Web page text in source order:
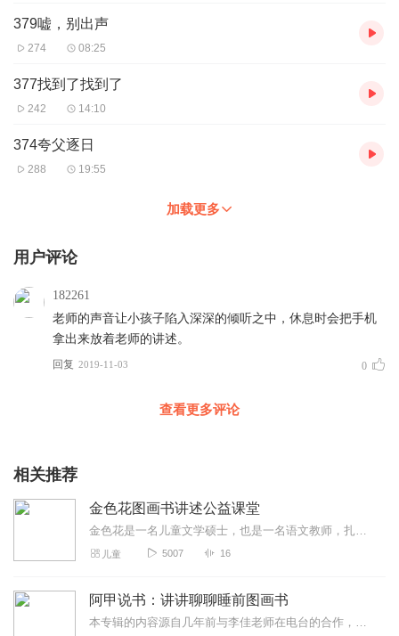
379嘘，别出声
274 08:25
377找到了找到了
242 14:10
374夸父逐日
288 19:55
加载更多
用户评论
182261
老师的声音让小孩子陷入深深的倾听之中，休息时会把手机
拿出来放着老师的讲述。
回复 2019-11-03 0
查看更多评论
相关推荐
金色花图画书讲述公益课堂
金色花是一名儿童文学硕士，也是一名语文教师，扎根一线教育教学十年。从2005年开始，就关注绘本和图画书系列的研究。2012年开始，一直从事绘本故事宣讲和公益活动...
儿童 5007 16
阿甲说书：讲讲聊聊睡前图画书
本专辑的内容源自几年前与李佳老师在电台的合作，只用声音讲图画书（绘本）故事，尝试用讲讲聊聊的方式，尽可能将图画书中的“文图故事”（不限于文字部分）通过声音传递给...